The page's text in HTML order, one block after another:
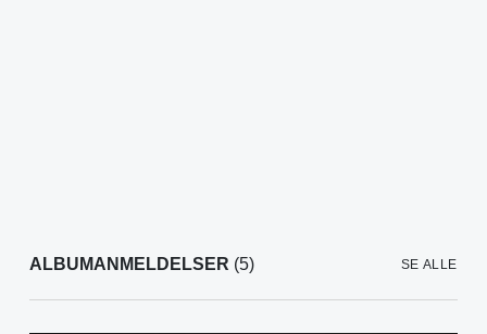
ALBUMANMELDELSER (5) SE ALLE